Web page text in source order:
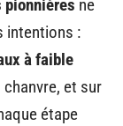
pionnières ne
intentions :
à faible
et sur
étape